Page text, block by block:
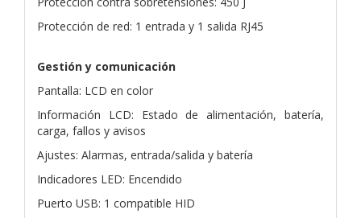
Protección de red: 1 entrada y 1 salida RJ45
Gestión y comunicación
Pantalla: LCD en color
Información LCD: Estado de alimentación, batería,
carga, fallos y avisos
Ajustes: Alarmas, entrada/salida y batería
Indicadores LED: Encendido
Puerto USB: 1 compatible HID